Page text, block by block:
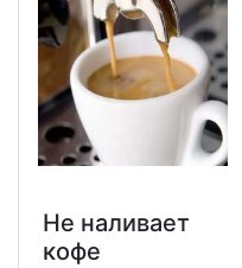
Не наливает
кофе